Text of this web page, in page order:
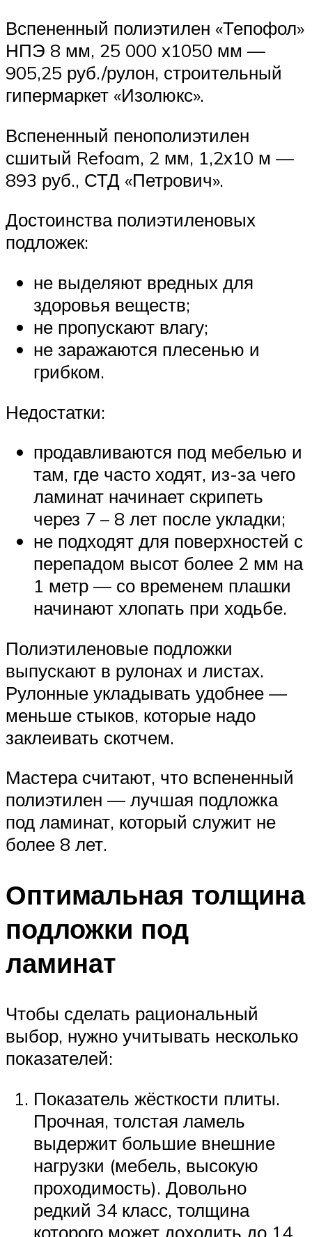
Вспененный полиэтилен «Тепофол»
НПЭ 8 мм, 25 000 х1050 мм —
905,25 руб./рулон, строительный
гипермаркет «Изолюкс».
Вспененный пенополиэтилен
сшитый Refoam, 2 мм, 1,2х10 м —
893 руб., СТД «Петрович».
Достоинства полиэтиленовых
подложек:
не выделяют вредных для
здоровья веществ;
не пропускают влагу;
не заражаются плесенью и
грибком.
Недостатки:
продавливаются под мебелью и
там, где часто ходят, из-за чего
ламинат начинает скрипеть
через 7 – 8 лет после укладки;
не подходят для поверхностей с
перепадом высот более 2 мм на
1 метр — со временем плашки
начинают хлопать при ходьбе.
Полиэтиленовые подложки
выпускают в рулонах и листах.
Рулонные укладывать удобнее —
меньше стыков, которые надо
заклеивать скотчем.
Мастера считают, что вспененный
полиэтилен — лучшая подложка
под ламинат, который служит не
более 8 лет.
Оптимальная толщина
подложки под
ламинат
Чтобы сделать рациональный
выбор, нужно учитывать несколько
показателей:
Показатель жёсткости плиты.
Прочная, толстая ламель
выдержит большие внешние
нагрузки (мебель, высокую
проходимость). Довольно
редкий 34 класс, толщина
которого может доходить до 14